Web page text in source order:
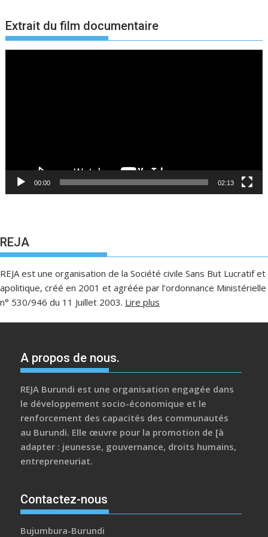
Extrait du film documentaire
00:00 02:13
REJA
REJA est une organisation de la Société civile Sans But Lucratif et
apolitique, créé en 2001 et agréée par l’ordonnance Ministérielle
n° 530/946 du 11 Juillet 2003. Lire plus
A propos de nous.
REJA Burundi est une organisation engagée dans
le développement socio-économique et le
renforcement des capacités des communautés
au Burundi. Elle œuvre pour la promotion de [à
adapter : jeunesse, gouvernance, droits humains,
entrepreneuriat.
Contactez-nous
Bujumbura-Burundi